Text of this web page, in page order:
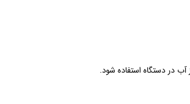
در دستگاه استفاده شود.